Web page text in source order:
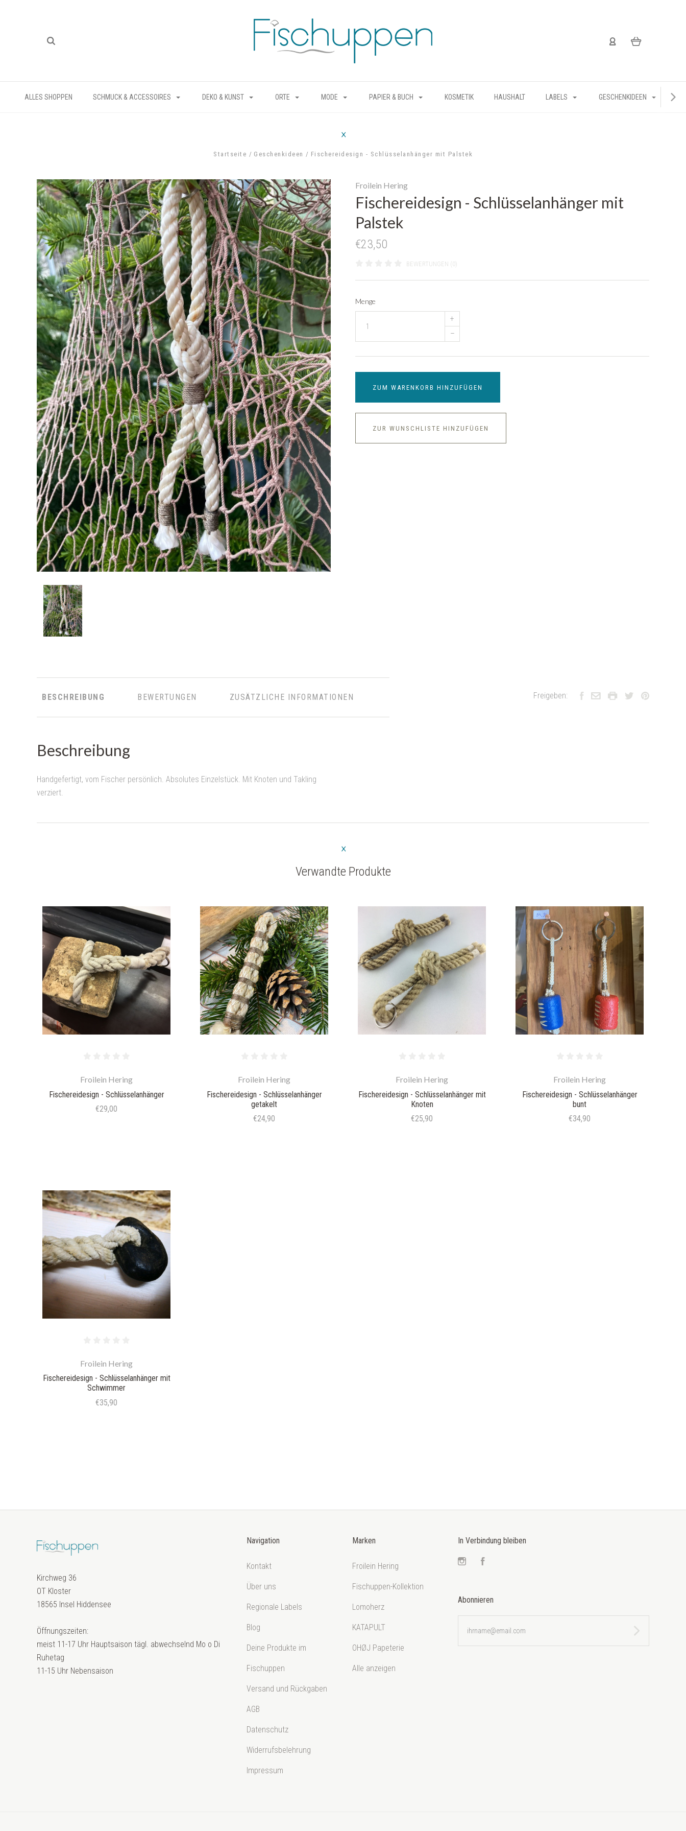
ALLES SHOPPEN SCHMUCK & ACCESSOIRES DEKO & KUNST ORTE MODE PAPIER & BUCH KOSMETIK HAUSHALT LABELS GESCHENKIDEEN
Startseite Geschenkideen Fischereidesign - Schlüsselanhänger mit Palstek
Froilein Hering
Fischereidesign - Schlüsselanhänger mit
Palstek
€23,50
BEWERTUNGEN (0)
Menge
+
–
ZUM WARENKORB HINZUFÜGEN
ZUR WUNSCHLISTE HINZUFÜGEN
BESCHREIBUNG BEWERTUNGEN ZUSÄTZLICHE INFORMATIONEN
Beschreibung
Handgefertigt, vom Fischer persönlich. Absolutes Einzelstück. Mit Knoten und Takling
verziert.
Freigeben:
Verwandte Produkte
Froilein Hering
Fischereidesign - Schlüsselanhänger
€29,00
Froilein Hering
Fischereidesign - Schlüsselanhänger
getakelt
€24,90
Froilein Hering
Fischereidesign - Schlüsselanhänger mit
Knoten
€25,90
Froilein Hering
Fischereidesign - Schlüsselanhänger
bunt
€34,90
Froilein Hering
Fischereidesign - Schlüsselanhänger mit
Schwimmer
€35,90
Kirchweg 36
OT Kloster
18565 Insel Hiddensee
Öffnungszeiten:
meist 11-17 Uhr Hauptsaison tägl. abwechselnd Mo o Di
Ruhetag
11-15 Uhr Nebensaison
Navigation
Kontakt
Über uns
Regionale Labels
Blog
Deine Produkte im
Fischuppen
Versand und Rückgaben
AGB
Datenschutz
Widerrufsbelehrung
Impressum
Marken
Froilein Hering
Fischuppen-Kollektion
Lomoherz
KATAPULT
OHØJ Papeterie
Alle anzeigen
In Verbindung bleiben
Instagram
Abonnieren